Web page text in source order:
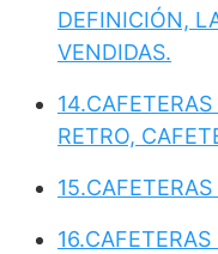
DEFINICIÓN,
VENDIDAS.
RETRO,
15.CAFETERAS